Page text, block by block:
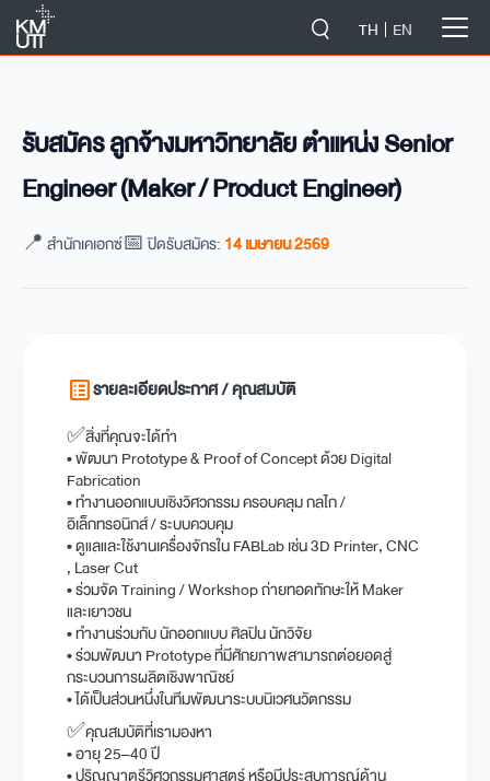
TH EN
รับสมัคร ลูกจ้างมหาวิทยาลัย ตำแหน่ง Senior
Engineer (Maker / Product Engineer)
📍 สำนักเคเอกซ์📅 ปิดรับสมัคร: 14 เมษายน 2569
list_altรายละเอียดประกาศ / คุณสมบัติ
✅สิ่งที่คุณจะได้ทำ
• พัฒนา Prototype & Proof of Concept ด้วย Digital
Fabrication
• ทำงานออกแบบเชิงวิศวกรรม ครอบคลุม กลไก /
อิเล็กทรอนิกส์ / ระบบควบคุม
• ดูแลและใช้งานเครื่องจักรใน FABLab เช่น 3D Printer, CNC
, Laser Cut
• ร่วมจัด Training / Workshop ถ่ายทอดทักษะให้ Maker
และเยาวชน
• ทำงานร่วมกับ นักออกแบบ ศิลปิน นักวิจัย
• ร่วมพัฒนา Prototype ที่มีศักยภาพสามารถต่อยอดสู่
กระบวนการผลิตเชิงพาณิชย์
• ได้เป็นส่วนหนึ่งในทีมพัฒนาระบบนิเวศนวัตกรรม
✅คุณสมบัติที่เรามองหา
• อายุ 25–40 ปี
• ปริญญาตรีวิศวกรรมศาสตร์ หรือมีประสบการณ์ด้าน